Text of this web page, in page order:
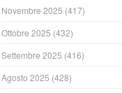
Novembre 2025 (417)
Ottobre 2025 (432)
Settembre 2025 (416)
Agosto 2025 (428)